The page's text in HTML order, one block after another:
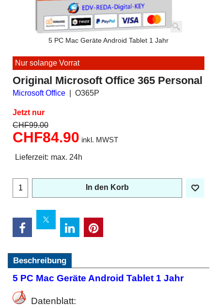
5 PC Mac Geräte Android Tablet 1 Jahr
Nur solange Vorrat
Original Microsoft Office 365 Personal
Microsoft Office O365P
Jetzt nur
CHF99.00
CHF84.90 inkl. MWST
Lieferzeit: max. 24h
In den Korb
Beschreibung
5 PC Mac Geräte Android Tablet 1 Jahr
Datenblatt: